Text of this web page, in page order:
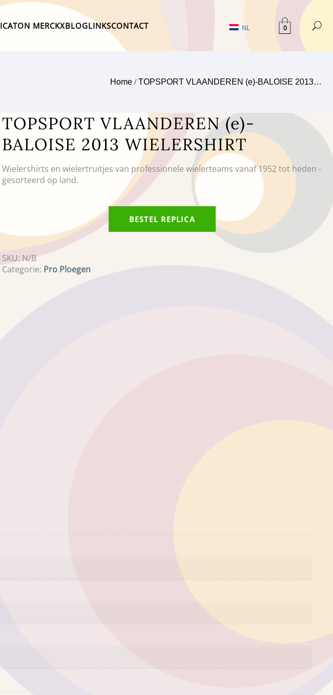
TON MERCKXBLOGLINKSCONTACT NL 0
Home /TOPSPORT VLAANDEREN (e)-BALOISE 2013…
TOPSPORT VLAANDEREN (e)-
BALOISE 2013 WIELERSHIRT
Wielershirts en wielertruitjes van professionele wielerteams vanaf 1952 tot heden -
gesorteerd op land.
BESTEL REPLICA
SKU: N/B
Categorie: Pro Ploegen